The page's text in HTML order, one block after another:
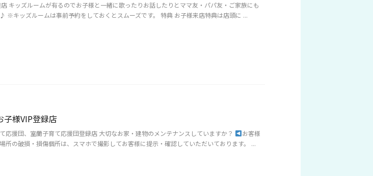
キッズルームが有るのでお子様と一緒に歌ったりお話したりとママ友・パパ友・ご家族にも
※キッズルームは事前予約をしておくとスムーズです。 特典 お子様来店特典は店頭に ...
子様VIP登録店
応援団、室蘭子育て応援団登録店 大切なお家・建物のメンテナンスしていますか？
お客様
所の破損・損傷個所は、スマホで撮影してお客様に提示・確認していただいております。 ...